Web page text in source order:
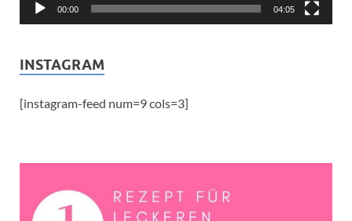
00:00 04:05
INSTAGRAM
[instagram-feed num=9 cols=3]